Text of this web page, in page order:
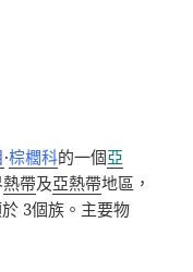
·棕櫚科的一個亞
熱帶及亞熱帶地區，
3個族。主要物